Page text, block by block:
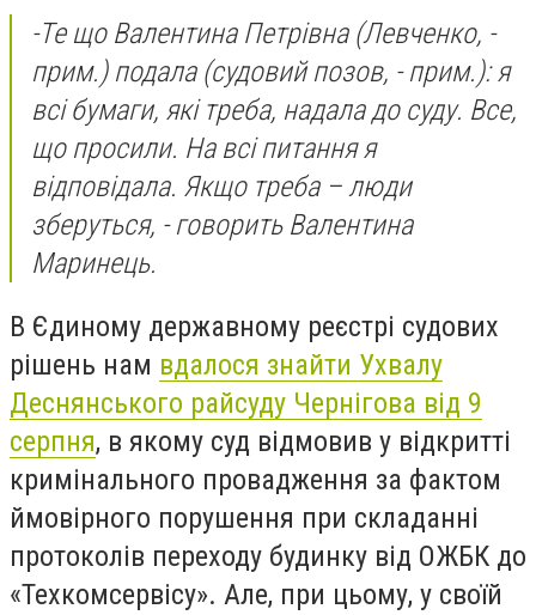
-Те що Валентина Петрівна (Левченко, -
прим.)подала (судовий позов, - прим.): я
всі бумаги, які треба, надала до суду. Все,
що просили. На всі питання я
відповідала. Якщо треба – люди
зберуться, - говорить Валентина
Маринець.
В Єдиному державному реєстрі судових
рішень нам вдалося знайти Ухвалу
Деснянського райсуду Чернігова від 9
серпня, в якому суд відмовив у відкритті
кримінального провадження за фактом
ймовірного порушення при складанні
протоколів переходу будинку від ОЖБК до
«Техкомсервісу». Але, при цьому, у своїй